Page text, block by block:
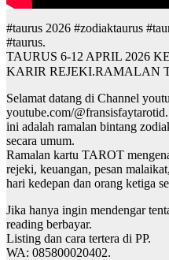
#taurus 2026 #zodiaktaurus
#taurus.
TAURUS 6-12 APRIL 2026
KARIR REJEKI.RAMALAN
Selamat datang di Channel
youtube.com/@fransisfaytarotid.
ini adalah ramalan bintang
secara umum.
Ramalan kartu TAROT
rejeki, keuangan, pesan
hari kedepan dan orang ketiga
Jika hanya ingin mendengar
reading berbayar.
Listing dan cara tertera di PP.
WA: 085800020402.